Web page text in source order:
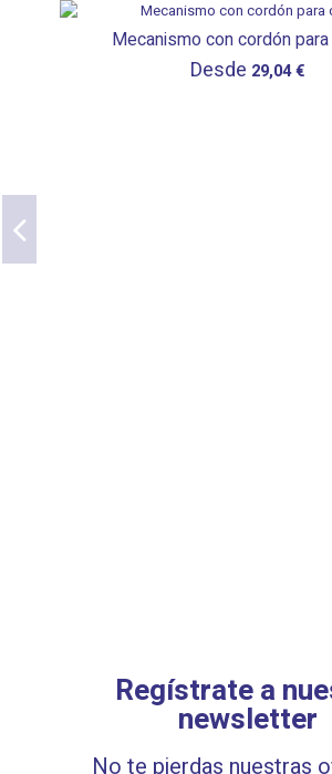
Mecanismo con cordón
Desde 29,04 €
Regístrate a
newsletter
No te pierdas nuestras